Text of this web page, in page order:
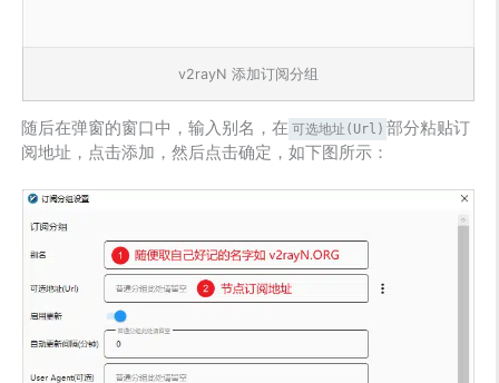
v2rayN 添加订阅分组
随后在弹窗的窗口中，输入别名，在 可选地址(Url) 部分粘贴订
阅地址，点击添加，然后点击确定，如下图所示：